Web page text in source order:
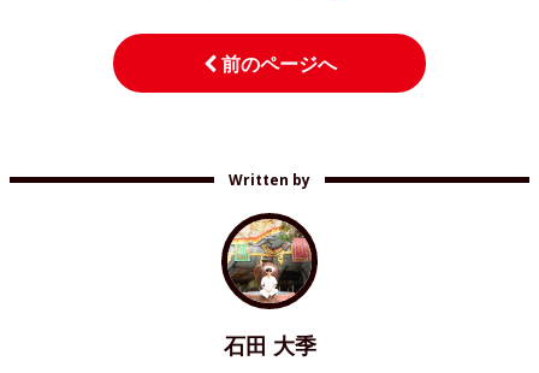
前のページへ
Written by
石田 大季